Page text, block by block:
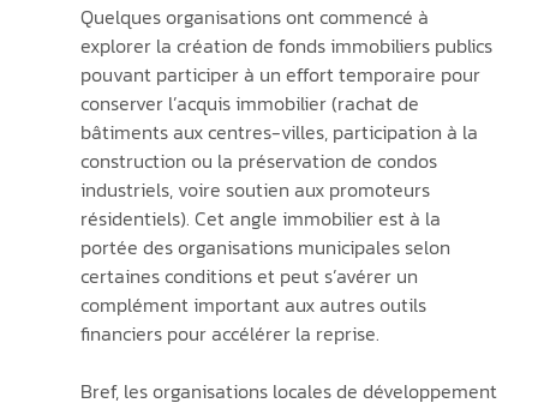
Quelques organisations ont commencé à
explorer la création de fonds immobiliers publics
pouvant participer à un effort temporaire pour
conserver l’acquis immobilier (rachat de
bâtiments aux centres-villes, participation à la
construction ou la préservation de condos
industriels, voire soutien aux promoteurs
résidentiels). Cet angle immobilier est à la
portée des organisations municipales selon
certaines conditions et peut s’avérer un
complément important aux autres outils
financiers pour accélérer la reprise.
Bref, les organisations locales de développement